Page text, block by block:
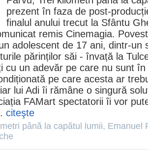
prezent în faza de post-
finalul anului trecut la Sfântu
remis Cinemagia.
adolescent de 17 ani, dintr-un
părinților săi - învață la
cu un adevăr pe care nu sunt
pe care acesta ar
lui Adi îi rămâne o singură
FAMart spectatorii îi vor
citeşte
până la capătul lumii, Emanuel